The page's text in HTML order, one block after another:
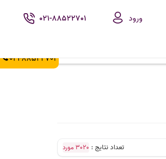
ورود 021-88522701
021-88522702
تعداد نتایج : 3020 مورد